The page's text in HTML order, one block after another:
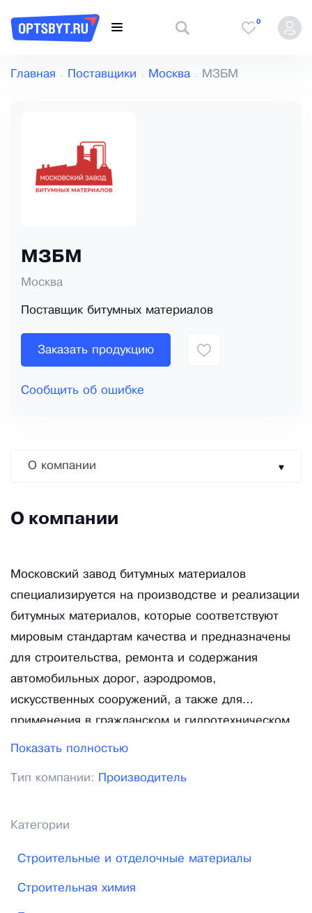
0
Главная Поставщики Москва МЗБМ
МЗБМ
Москва
Поставщик битумных материалов
Заказать продукцию
Сообщить об ошибке
О компании
О компании
Московский завод битумных материалов
специализируется на производстве и реализации
битумных материалов, которые соответствуют
мировым стандартам качества и предназначены
для строительства, ремонта и содержания
автомобильных дорог, аэродромов,
искусственных сооружений, а также для
применения в гражданском и гидротехническом
строительстве. Московский завод битумных
во все регионы России. Товарная номенклатура
лаки, применяемые в строительной отрасли и
высоким качеством, которое подтверждается
соответствующими сертификатами.
Показать полностью
Тип компании: Производитель
Категории
Строительные и отделочные материалы
Строительная химия